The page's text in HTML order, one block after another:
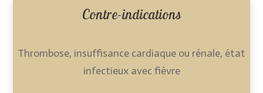
Contre-indications
Thrombose, insuffisance cardiaque ou rénale, état
infectieux avec fièvre